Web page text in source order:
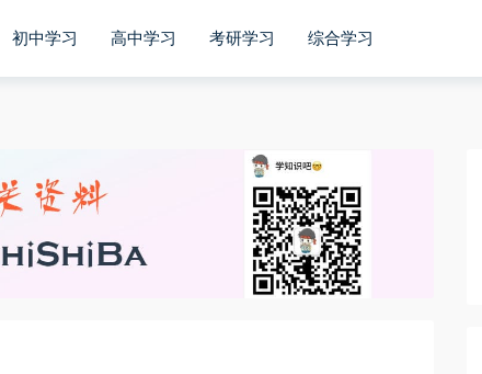
初中学习 高中学习 考研学习 综合学习